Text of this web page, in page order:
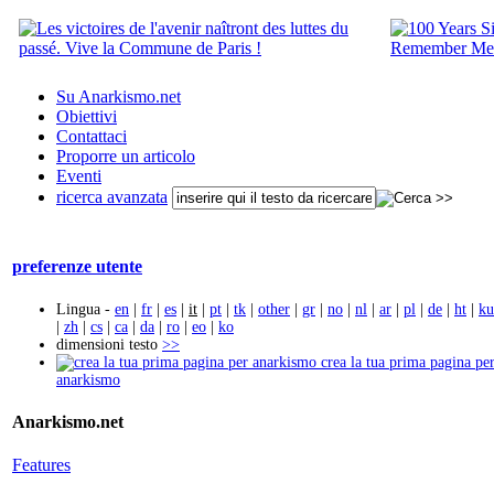
Su Anarkismo.net
Obiettivi
Contattaci
Proporre un articolo
Eventi
ricerca avanzata
preferenze utente
Lingua - en | fr | es | it | pt | tk | other | gr | no | nl | ar | pl | de | ht | ku
| zh | cs | ca | da | ro | eo | ko
dimensioni testo >>
crea la tua prima pagina per
anarkismo
Anarkismo.net
Features